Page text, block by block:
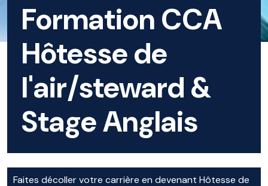
Formation CCA
Hôtesse de
l'air/steward &
Stage Anglais
Faites décoller votre carrière en devenant Hôtesse de